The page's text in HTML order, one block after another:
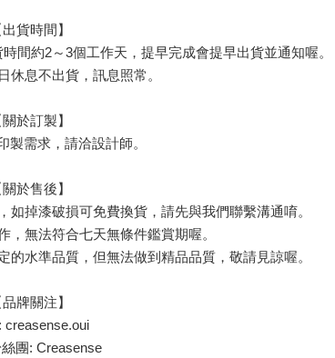
出貨時間】
間約2～3個工作天，提早完成會提早出貨並通知喔。
休息不出貨，訊息照常。
關於訂製】
製需求，請洽設計師。
關於售後】
如掉漆破損可免費換貨，請先與我們聯繫溝通唷。
，無法符合七天無條件鑑賞期喔。
的水準品質，但無法做到精品品質，敬請見諒喔。
品牌關注】
團: Creasense